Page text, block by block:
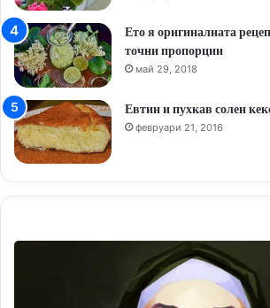
Ето я оригиналната
точни пропорции
май 29, 2018
Евтин и пухкав солен
февруари 21, 2016